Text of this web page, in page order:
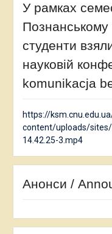
У рамках
Познанському
студенти
науковій
komunikacja
https://
content/uploads/
14.42.25-3.mp4
Анонси /